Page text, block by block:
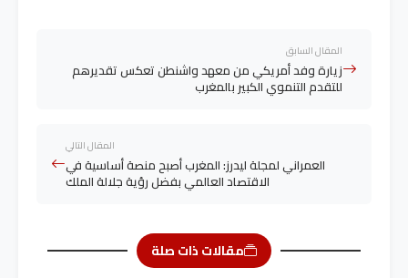
المقال السابق
زيارة وفد أمريكي من معهد واشنطن تعكس تقديرهم
للتقدم التنموي الكبير بالمغرب
المقال التالي
العمراني لمجلة ليدرز: المغرب أصبح منصة أساسية في
الاقتصاد العالمي بفضل رؤية جلالة الملك
مقالات ذات صلة